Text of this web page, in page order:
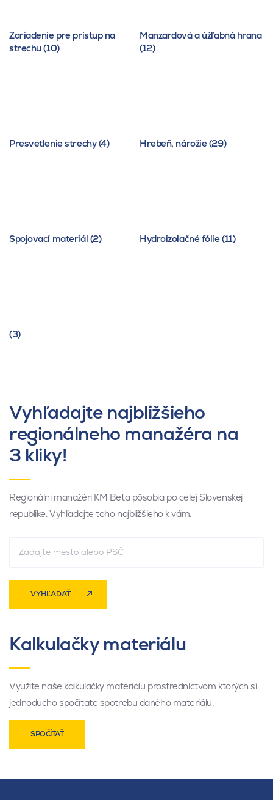
Zariadenie pre prístup na
strechu (10)
Manzardová a úžľabná hrana
(12)
Presvetlenie strechy (4) Hrebeň, nárožie (29)
Spojovací materiál (2) Hydroizolačné fólie (11)
(3)
Vyhľadajte najbližšieho
regionálneho manažéra na
3 kliky!
Regionálni manažéri KM Beta pôsobia po celej Slovenskej
republike. Vyhľadajte toho najbližšieho k vám.
VYHĽADAŤ
Kalkulačky materiálu
Využite naše kalkulačky materiálu prostredníctvom ktorých si
jednoducho spočítate spotrebu daného materiálu.
SPOČÍTAŤ